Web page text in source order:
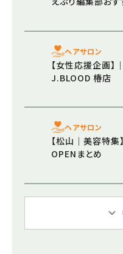
ヘアサロン
【女性応援企画】
J.BLOOD 椿店
ヘアサロン
【松山｜美容特
OPENまとめ